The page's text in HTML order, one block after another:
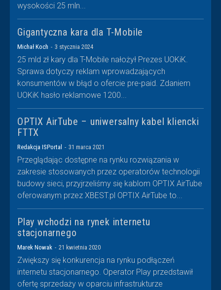
wysokości 25 mln...
Gigantyczna kara dla T-Mobile
Michał Koch - 3 stycznia 2024
25 mld zł kary dla T-Mobile nałożył Prezes UOKiK.
Sprawa dotyczy reklam wprowadzających
konsumentów w błąd o ofercie pre-paid. Zdaniem
UOKiK hasło reklamowe 1200...
OPTIX AirTube – uniwersalny kabel kliencki
FTTX
Redakcja ISPortal - 31 marca 2021
Przeglądając dostępne na rynku rozwiązania w
zakresie stosowanych przez operatorów technologii
budowy sieci, przyjrzeliśmy się kablom OPTIX AirTube
oferowanym przez XBEST.pl OPTIX AirTube to...
Play wchodzi na rynek internetu
stacjonarnego
Marek Nowak - 21 kwietnia 2020
Zwiększy się konkurencja na rynku podłączeń
internetu stacjonarnego. Operator Play przedstawił
ofertę sprzedaży w oparciu infrastrukturze